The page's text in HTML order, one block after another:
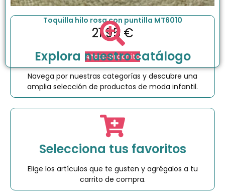
Toquilla hilo rosa con puntilla MT6010
21.95 €
Añadir al carrito
Explora nuestro catálogo
Navega por nuestras categorías y descubre una
amplia selección de productos de moda infantil.
Selecciona tus favoritos
Elige los artículos que te gusten y agrégalos a tu
carrito de compra.